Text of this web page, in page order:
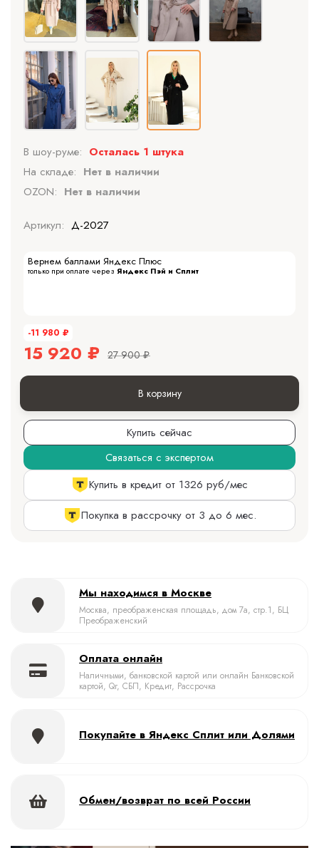
В шоу-руме: Осталась 1 штука
На складе: Нет в наличии
OZON: Нет в наличии
Артикул: Д-2027
Вернем баллами Яндекс Плюс
только при оплате через Яндекс Пэй и Сплит
-11 980 ₽
15 920 ₽ 27 900 ₽
В корзину
Купить сейчас
Связаться с экспертом
Купить в кредит от 1326 руб/мес
Покупка в рассрочку от 3 до 6 мес.
Мы находимся в Москве
Москва, преображенская площадь, дом 7а, стр.1, БЦ
Преображенский
Оплата онлайн
Наличными, банковской картой или онлайн Банковской
картой, Qr, СБП, Кредит, Рассрочка
Покупайте в Яндекс Сплит или Долями
Обмен/возврат по всей России